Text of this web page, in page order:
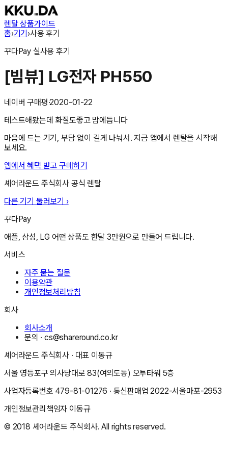
렌탈 상품가이드
홈›기기›사용 후기
꾸다Pay 실사용 후기
[빔뷰] LG전자 PH550
네이버 구매평·2020-01-22
테스트해봤는데 화질도좋고 맘에듭니다
마음에 드는 기기, 부담 없이 길게 나눠서. 지금 앱에서 렌탈을 시작해
보세요.
앱에서 혜택 받고 구매하기
셰어라운드 주식회사 공식 렌탈
다른 기기 둘러보기 ›
꾸다Pay
애플, 삼성, LG 어떤 상품도 한달 3만원으로 만들어 드립니다.
서비스
자주 묻는 질문
이용약관
개인정보처리방침
회사
회사소개
문의 ·cs@shareround.co.kr
셰어라운드 주식회사 · 대표 이동규
서울 영등포구 의사당대로 83(여의도동) 오투타워 5층
사업자등록번호 479-81-01276 · 통신판매업2022-서울마포-2953
개인정보관리책임자 이동규
© 2018 셰어라운드 주식회사. All rights reserved.